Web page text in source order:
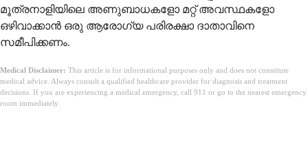
മൂത്രനാളിയിലെ അണുബാധകളോ മറ്റ് അവസ്ഥകളോ
ഒഴിവാക്കാൻ ഒരു ആരോഗ്യ പരിരക്ഷാ ദാതാവിനെ
സമീപിക്കണം.
Medical Disclaimer: This article is for informational purposes only and does not constitute
medical advice. Always consult a qualified healthcare provider for diagnosis and treatment
decisions. If you are experiencing a medical emergency, call 911 or go to the nearest emergency
room immediately.